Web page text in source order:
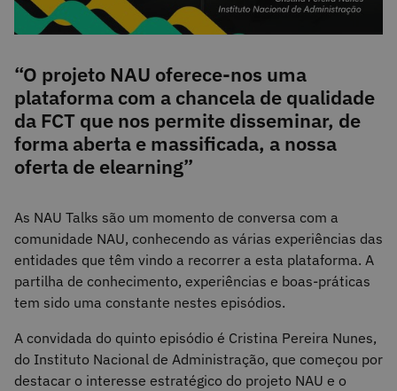
“O projeto NAU oferece-nos uma
plataforma com a chancela de qualidade
da FCT que nos permite disseminar, de
forma aberta e massificada, a nossa
oferta de elearning”
As NAU Talks são um momento de conversa com a
comunidade NAU, conhecendo as várias experiências das
entidades que têm vindo a recorrer a esta plataforma. A
partilha de conhecimento, experiências e boas-práticas
tem sido uma constante nestes episódios.
A convidada do quinto episódio é Cristina Pereira Nunes,
do Instituto Nacional de Administração, que começou por
destacar o interesse estratégico do projeto NAU e o